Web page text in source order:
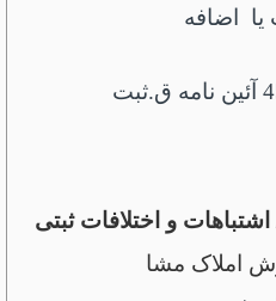
اضافه
و اختلافات ثبتی